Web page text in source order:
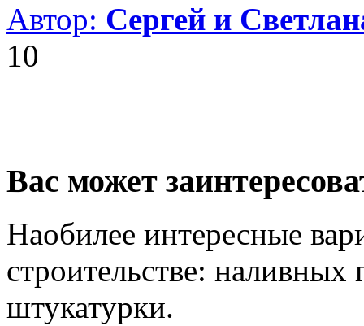
Автор: Сергей и
10
Вас может
Наобилее интересные
строительстве:
штукатурки.